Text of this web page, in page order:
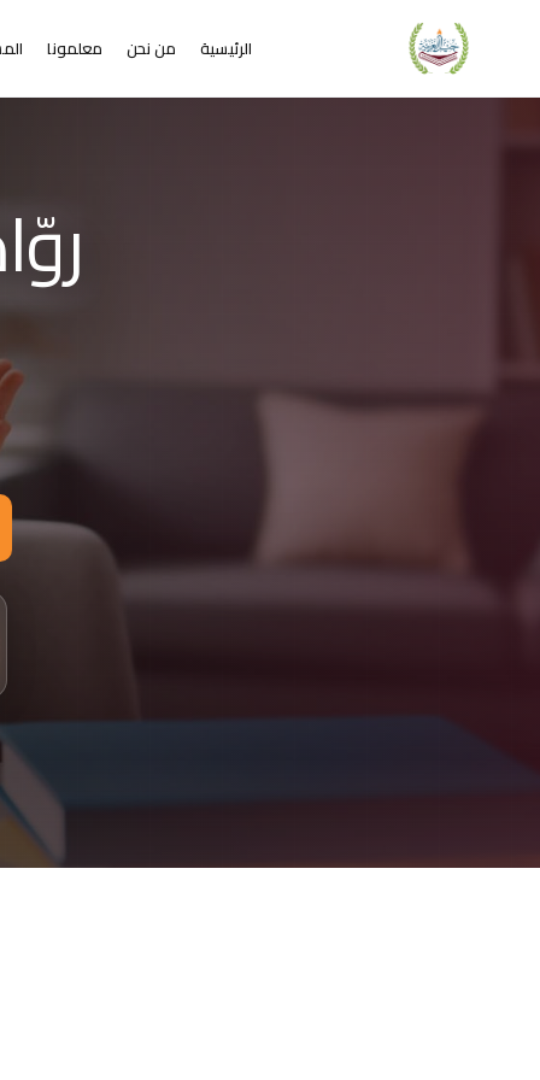
الرئيسية من نحن معلمونا
أكاديمية جيل العربية – Jeel Alarabiya Academy
تفاصيل الدراسة
الفئات العمرية المستهدفة: من 4 سنوات حتى البالغين
اللغات المستخدمة في التدريس: العربية، التركية، الإنجليزية، الفرنسية
المستويات: مبتدئ، أساسي، متوسط، متقدم
Parent dashboard included. Certificates issued on completion.
الشريحة 2 من 4: التعلم عن بُعد خير من البعد عن التعليم